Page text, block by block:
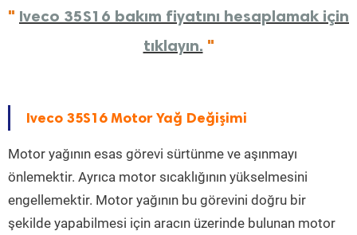
" Iveco 35S16 bakım fiyatını hesaplamak için
tıklayın. "
Iveco 35S16 Motor Yağ Değişimi
Motor yağının esas görevi sürtünme ve aşınmayı
önlemektir. Ayrıca motor sıcaklığının yükselmesini
engellemektir. Motor yağının bu görevini doğru bir
şekilde yapabilmesi için aracın üzerinde bulunan motor